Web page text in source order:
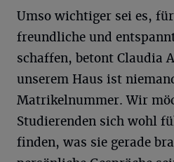
Umso wichtiger sei es,
freundliche und
schaffen, betont Claudia
unserem Haus ist
Matrikelnummer. Wir
Studierenden sich wohl
finden, was sie gerade